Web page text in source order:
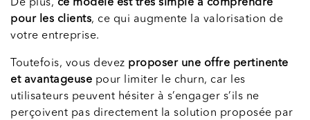
De plus, ce modèle est très simple à comprendre
pour les clients, ce qui augmente la valorisation de
votre entreprise.
Toutefois, vous devez proposer une offre pertinente
et avantageuse pour limiter le churn, car les
utilisateurs peuvent hésiter à s’engager s’ils ne
perçoivent pas directement la solution proposée par